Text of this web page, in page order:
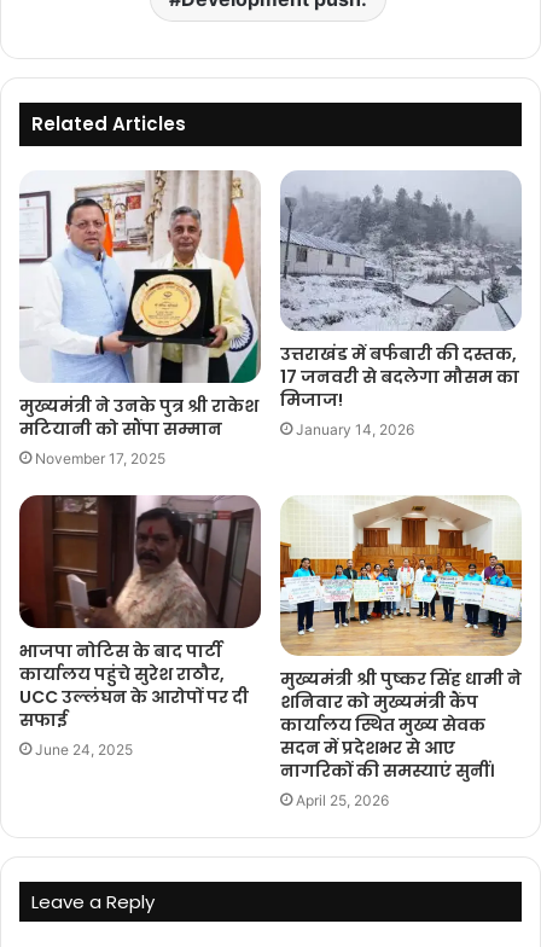
Related Articles
मुख्यमंत्री ने उनके पुत्र श्री राकेश
मटियानी को सौंपा सम्मान
November 17, 2025
उत्तराखंड में बर्फबारी की दस्तक,
17 जनवरी से बदलेगा मौसम का
मिजाज!
January 14, 2026
भाजपा नोटिस के बाद पार्टी
कार्यालय पहुंचे सुरेश राठौर,
UCC उल्लंघन के आरोपों पर दी
सफाई
June 24, 2025
मुख्यमंत्री श्री पुष्कर सिंह धामी ने
शनिवार को मुख्यमंत्री कैंप
कार्यालय स्थित मुख्य सेवक
सदन में प्रदेशभर से आए
नागरिकों की समस्याएं सुनीं।
April 25, 2026
Leave a Reply